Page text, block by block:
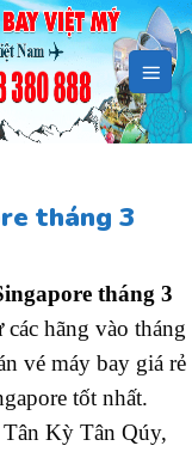
tháng 3
tháng 3
hãng vào tháng
vé máy bay giá rẻ
tốt nhất.
Kỳ Tân Qúy,